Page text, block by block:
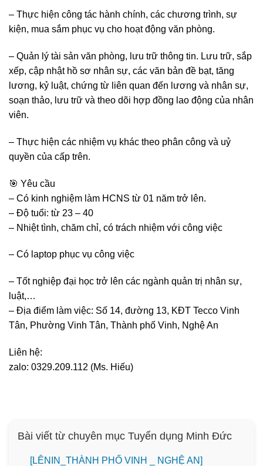
– Thực hiện công tác hành chính, các chương trình, sự
kiện, mua sắm phục vụ cho hoạt động văn phòng.
– Quản lý tài sản văn phòng, lưu trữ thông tin. Lưu trữ, sắp
xếp, cập nhật hồ sơ nhân sự, các văn bản đề bạt, tăng
lương, kỷ luật, chứng từ liên quan đến lương và nhân sự,
soạn thảo, lưu trữ và theo dõi hợp đồng lao động của nhân
viên.
– Thực hiện các nhiệm vụ khác theo phân công và uỷ
quyền của cấp trên.
🎯 Yêu cầu
– Có kinh nghiệm làm HCNS từ 01 năm trở lên.
– Độ tuổi: từ 23 – 40
– Nhiệt tình, chăm chỉ, có trách nhiệm với công việc
– Có laptop phục vụ công việc
– Tốt nghiệp đại học trở lên các ngành quản trị nhân sự,
luật,…
– Địa điểm làm việc: Số 14, đường 13, KĐT Tecco Vinh
Tân, Phường Vinh Tân, Thành phố Vinh, Nghệ An
Liên hệ:
zalo: 0329.209.112 (Ms. Hiếu)
Bài viết từ chuyên mục Tuyển dụng Minh Đức
️[LÊNIN_THÀNH PHỐ VINH _ NGHỆ AN]